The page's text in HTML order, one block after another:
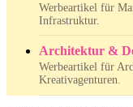
Werbeartikel für
Infrastruktur.
Architektur &
Werbeartikel für
Kreativagenturen.